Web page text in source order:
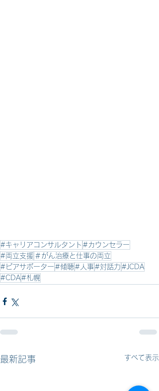
#キャリアコンサルタント #カウンセラー
#両立支援 ＃がん治療と仕事の両立
#ピアサポーター #傾聴 #人事#対話力 #JCDA
#CDA#札幌
最新記事 すべて表示